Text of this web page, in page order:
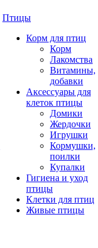
Птицы
Корм для птиц
Корм
Лакомства
Витамины,
добавки
Аксессуары для
клеток птицы
Домики
Жердочки
Игрушки
Кормушки,
поилки
Купалки
Гигиена и уход
птицы
Клетки для птиц
Живые птицы